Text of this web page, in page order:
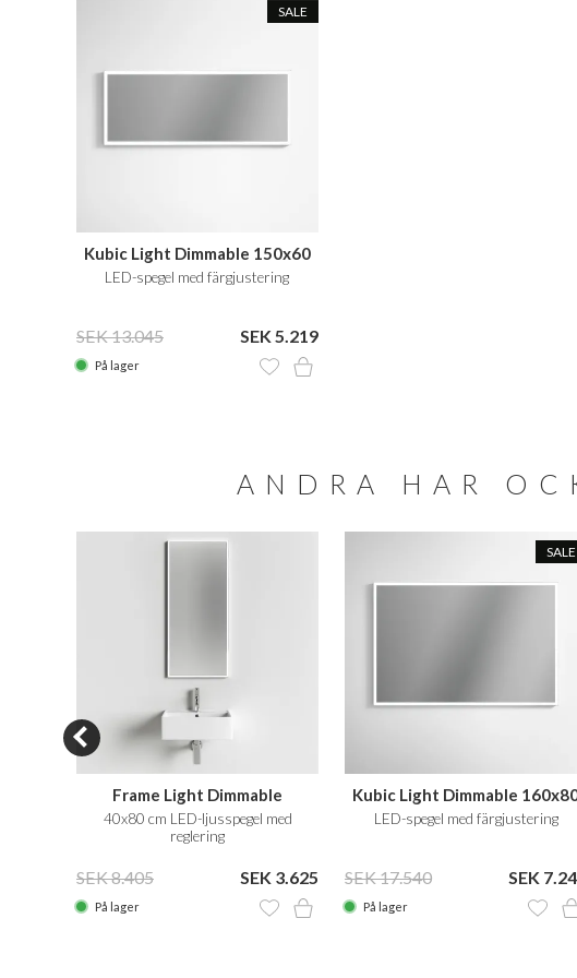
SALE
Kubic Light Dimmable 150x60
LED-spegel med färgjustering
SEK 13.045 SEK 5.219
På lager
ANDRA HAR
Frame Light Dimmable
40x80 cm LED-ljusspegel med
reglering
SEK 8.405 SEK 3.625
På lager
SALE
Kubic Light Dimmable
LED-spegel med färgjustering
SEK 17.540 SEK
På lager